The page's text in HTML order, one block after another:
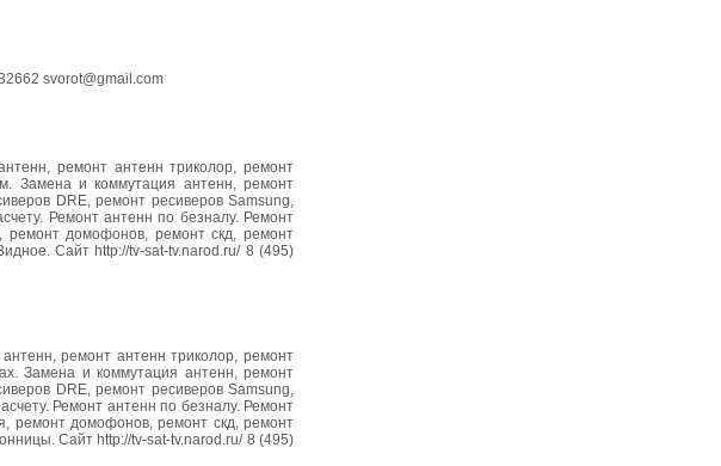
svorot@gmail.com
ремонт антенн триколор, ремонт
Замена и коммутация антенн, ремонт
DRE, ремонт ресиверов Samsung,
Ремонт антенн по безналу. Ремонт
ремонт домофонов, ремонт скд, ремонт
Сайт http://tv-sat-tv.narod.ru/ 8 (495)
ремонт антенн триколор, ремонт
Замена и коммутация антенн, ремонт
DRE, ремонт ресиверов Samsung,
Ремонт антенн по безналу. Ремонт
ремонт домофонов, ремонт скд, ремонт
Сайт http://tv-sat-tv.narod.ru/ 8 (495)